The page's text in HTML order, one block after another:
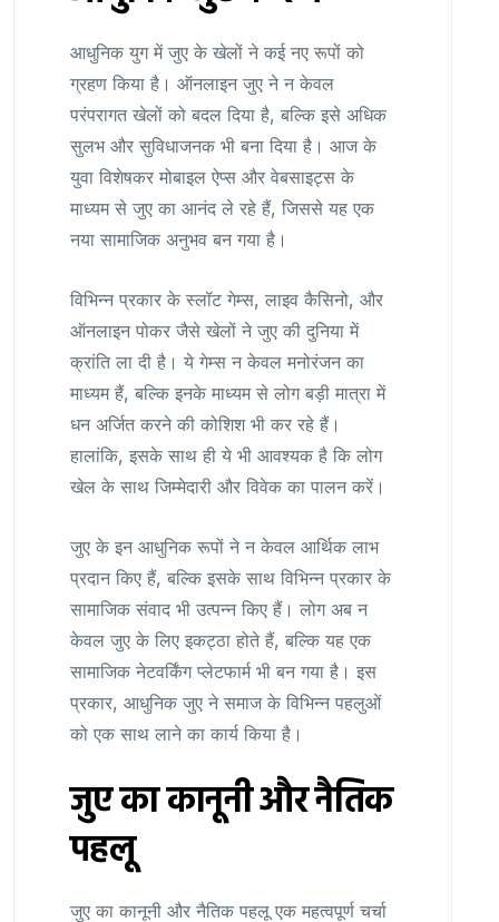
आधुनिक युग में जुए के खेलों ने कई नए रूपों को
ग्रहण किया है। ऑनलाइन जुए ने न केवल
परंपरागत खेलों को बदल दिया है, बल्कि इसे अधिक
सुलभ और सुविधाजनक भी बना दिया है। आज के
युवा विशेषकर मोबाइल ऐप्स और वेबसाइट्स के
माध्यम से जुए का आनंद ले रहे हैं, जिससे यह एक
नया सामाजिक अनुभव बन गया है।
विभिन्न प्रकार के स्लॉट गेम्स, लाइव कैसिनो, और
ऑनलाइन पोकर जैसे खेलों ने जुए की दुनिया में
क्रांति ला दी है। ये गेम्स न केवल मनोरंजन का
माध्यम हैं, बल्कि इनके माध्यम से लोग बड़ी मात्रा में
धन अर्जित करने की कोशिश भी कर रहे हैं।
हालांकि, इसके साथ ही ये भी आवश्यक है कि लोग
खेल के साथ जिम्मेदारी और विवेक का पालन करें।
जुए के इन आधुनिक रूपों ने न केवल आर्थिक लाभ
प्रदान किए हैं, बल्कि इसके साथ विभिन्न प्रकार के
सामाजिक संवाद भी उत्पन्न किए हैं। लोग अब न
केवल जुए के लिए इकट्ठा होते हैं, बल्कि यह एक
सामाजिक नेटवर्किंग प्लेटफार्म भी बन गया है। इस
प्रकार, आधुनिक जुए ने समाज के विभिन्न पहलुओं
को एक साथ लाने का कार्य किया है।
जुए का कानूनी और नैतिक
पहलू
जुए का कानूनी और नैतिक पहलू एक महत्वपूर्ण चर्चा